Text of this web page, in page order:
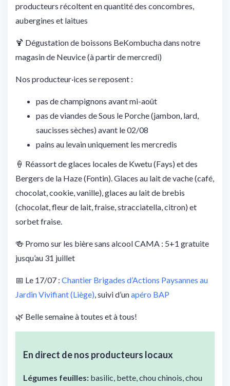
producteurs récoltent en quantité des concombres,
aubergines et laitues
🍹 Dégustation de boissons BeKombucha dans notre
magasin de Neuvice (à partir de mercredi)
Nos producteur·ices se reposent :
pas de champignons avant mi-août
pas de viandes de Sous le Porche (jambon, lard,
saucisses sèches) avant le 02/08
pains au levain uniquement les mercredis
🍦 Réassort de glaces locales de Kwetu (Fays) et des
Bergers de la Haze (Fontin). Glaces au lait de vache (café,
chocolat, cookie, vanille), glaces au lait de brebis
(chocolat, fleur de lait, fraise, stracciatella, citron) et
sorbet fraise.
🍻 Promo sur les bière sans alcool CAMA : 5+1 gratuite
jusqu’au 31 juillet
📅 Le 17/07 : Chantier Brigades d’Actions Paysannes au
Jardin Vivifiant (Liège), suivi d’unapéro BAP
🌿 Belle semaine à toutes et à tous!
En direct de nos producteurs locaux
Légumes feuilles: basilic, bette, chou chinois, chou